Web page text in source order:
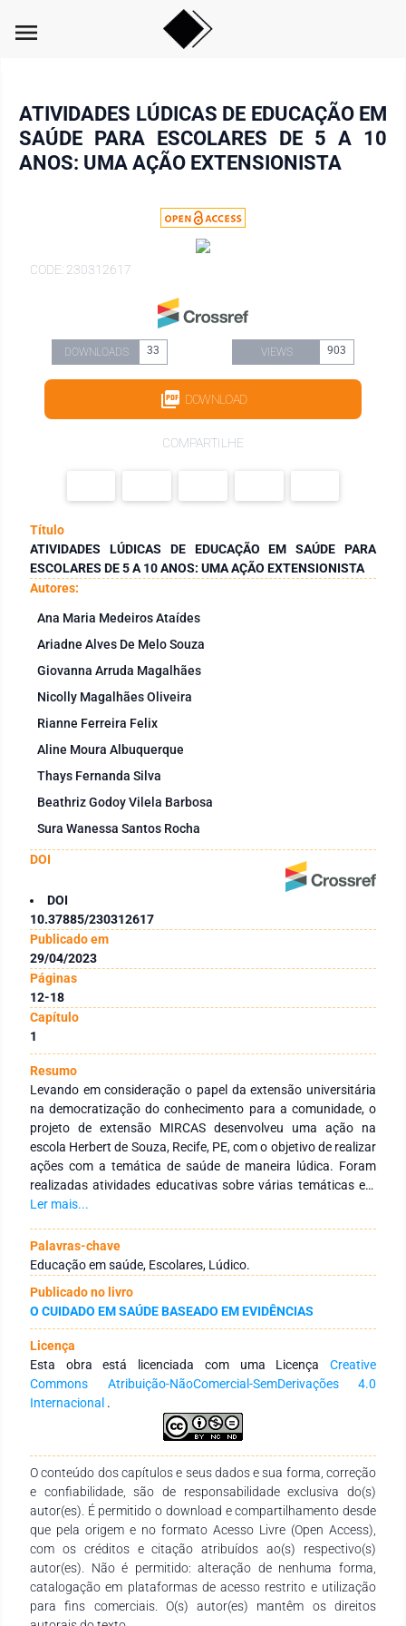
menu
ATIVIDADES LÚDICAS DE EDUCAÇÃO EM
SAÚDE PARA ESCOLARES DE 5 A 10
ANOS: UMA AÇÃO EXTENSIONISTA
CODE: 230312617
DOWNLOADS 33 VIEWS 903
DOWNLOAD
COMPARTILHE
Título
ATIVIDADES LÚDICAS DE EDUCAÇÃO EM SAÚDE PARA
ESCOLARES DE 5 A 10 ANOS: UMA AÇÃO EXTENSIONISTA
Autores:
Ana Maria Medeiros Ataídes
Ariadne Alves De Melo Souza
Giovanna Arruda Magalhães
Nicolly Magalhães Oliveira
Rianne Ferreira Felix
Aline Moura Albuquerque
Thays Fernanda Silva
Beathriz Godoy Vilela Barbosa
Sura Wanessa Santos Rocha
DOI
DOI
10.37885/230312617
Publicado em
29/04/2023
Páginas
12-18
Capítulo
1
Resumo
Levando em consideração o papel da extensão universitária
na democratização do conhecimento para a comunidade, o
projeto de extensão MIRCAS desenvolveu uma ação na
escola Herbert de Souza, Recife, PE, com o objetivo de realizar
ações com a temática de saúde de maneira lúdica. Foram
realizadas atividades educativas sobre várias temáticas em
saúde para os alunos da Escola Municipal Cidadão Herbert de
de Pernambuco. Dentre as temáticas abordadas levou em
consideração questões relevantes e prevalentes no contexto
social das crianças que seriam beneficiadas. Após realização
das atividades percebeu-se que as crianças adquiriram
conhecimentos fundamentais acerca da saúde e da
qualidade de vida de maneira lúdica e prazerosa. Portanto, as
ações realizadas evidenciam a grande importância do quesito
da educação em saúde, sobretudo a direcionada ao grupo
das crianças, que desconhece muitas informações sobre
meios de prevenção de doenças e, devido às peculiaridades
da faixa etária, são sujeitos a adquirirem e transmitirem
Ler mais...
Palavras-chave
Educação em saúde, Escolares, Lúdico.
Publicado no livro
O CUIDADO EM SAÚDE BASEADO EM EVIDÊNCIAS
Licença
Esta obra está licenciada com uma Licença Creative
Commons Atribuição-NãoComercial-SemDerivações 4.0
Internacional .
O conteúdo dos capítulos e seus dados e sua forma, correção
e confiabilidade, são de responsabilidade exclusiva do(s)
autor(es). É permitido o download e compartilhamento desde
que pela origem e no formato Acesso Livre (Open Access),
com os créditos e citação atribuídos ao(s) respectivo(s)
autor(es). Não é permitido: alteração de nenhuma forma,
catalogação em plataformas de acesso restrito e utilização
para fins comerciais. O(s) autor(es) mantêm os direitos